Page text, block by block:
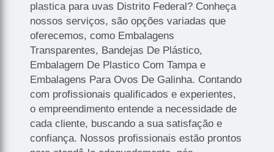
plastica para uvas Distrito Federal? Conheça
nossos serviços, são opções variadas que
oferecemos, como Embalagens
Transparentes, Bandejas De Plástico,
Embalagem De Plastico Com Tampa e
Embalagens Para Ovos De Galinha. Contando
com profissionais qualificados e experientes,
o empreendimento entende a necessidade de
cada cliente, buscando a sua satisfação e
confiança. Nossos profissionais estão prontos